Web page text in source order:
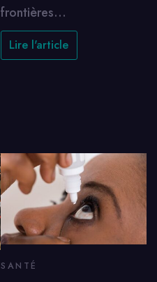
frontières…
Lire l'article
SANTÉ